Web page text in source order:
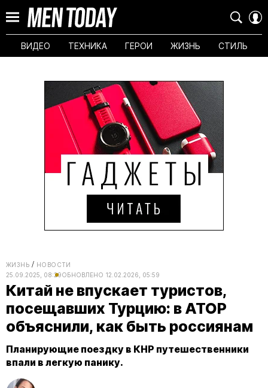
ВИДЕО ТЕХНИКА ГЕРОИ ЖИЗНЬ СТИЛЬ
ЖИЗНЬ
НОВОСТИ
25.09.2025, 08:29ОБНОВЛЕНО 12.02.2026, 05:59
Китай не впускает туристов,
посещавших Турцию: в АТОР
объяснили, как быть россиянам
Планирующие поездку в КНР путешественники
впали в легкую панику.